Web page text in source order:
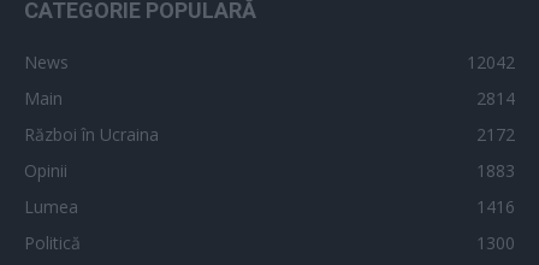
CATEGORIE POPULARĂ
News
12042
Main
2814
Război în Ucraina
2172
Opinii
1883
Lumea
1416
Politică
1300